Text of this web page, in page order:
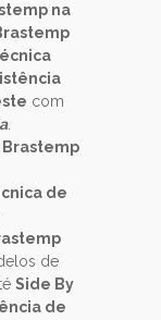
na
com
.
de
de
Side By
de